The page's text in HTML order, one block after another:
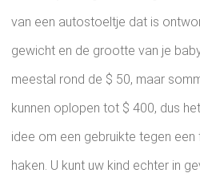
van een autostoeltje dat is
gewicht en de grootte van je
meestal rond de $ 50, maar
kunnen oplopen tot $ 400, dus
idee om een ​​gebruikte tegen
haken. U kunt uw kind echter in